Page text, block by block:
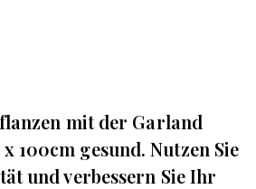
mit der Garland
100cm gesund. Nutzen Sie
und verbessern Sie Ihr